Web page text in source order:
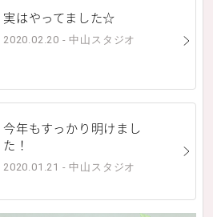
実はやってました☆
2020.02.20 - 中山スタジオ
今年もすっかり明けまし
た！
2020.01.21 - 中山スタジオ